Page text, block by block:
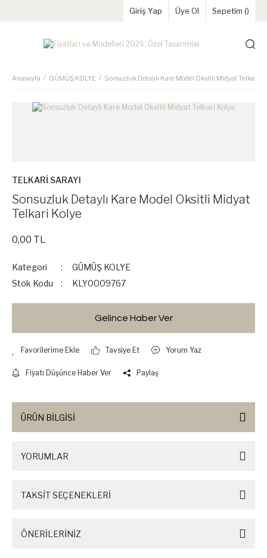
Giriş Yap Üye Ol Sepetim ()
Anasayfa GÜMÜŞ KOLYE Sonsuzluk Detaylı Kare Model Oksitli Midyat Telkari
TELKARİ SARAYI
Sonsuzluk Detaylı Kare Model Oksitli Midyat
Telkari Kolye
0,00 TL
Kategori
GÜMÜŞ KOLYE
Stok Kodu
KLY0009767
Gelince Haber Ver
Tavsiye Et Yorum Yaz
Fiyatı Düşünce Haber Ver Paylaş
ÜRÜN BİLGİSİ
YORUMLAR
TAKSİT SEÇENEKLERİ
ÖNERİLERİNİZ